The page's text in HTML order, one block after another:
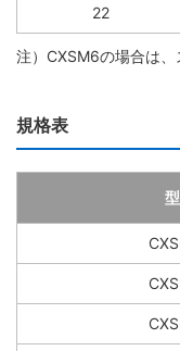
22
注）CXSM6の場合は、
規格表